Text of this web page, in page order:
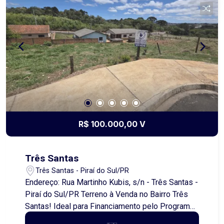
coração da cidade. Entre em contato para mais
informações e agendar uma visita! Além do
aluguel e encargos anunciados, é acrescido ainda
o Seguro contra Incêndio e Vendaval (valor sob
consulta) e o Fundo de Conservação do Imóvel
(FCI) equivalente a 5% do valor do aluguel.
R$ 100.000,00 V
Três Santas
Três Santas - Piraí do Sul/PR
Endereço: Rua Martinho Kubis, s/n - Três Santas -
Piraí do Sul/PR Terreno à Venda no Bairro Três
Santas! Ideal para Financiamento pelo Programa
Minha Casa Minha Vida! Apresentamos um